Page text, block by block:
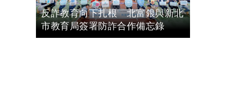
反詐教育向下扎根 北富銀與新北
市教育局簽署防詐合作備忘錄